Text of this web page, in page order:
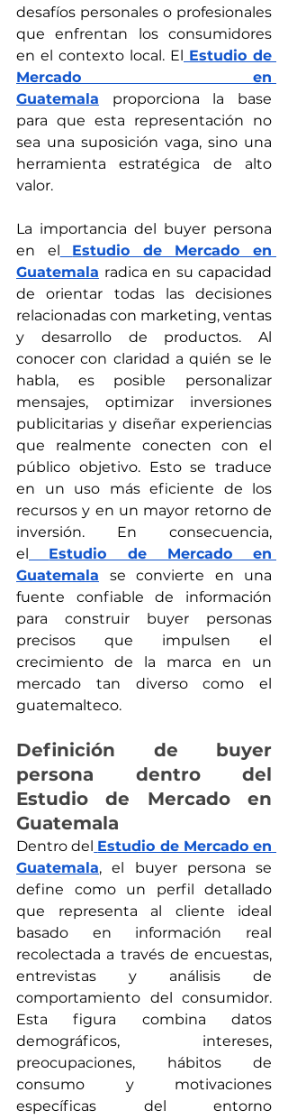
desafíos personales o profesionales
que enfrentan los consumidores
en el contexto local. El Estudio de
Mercado en
Guatemala proporciona la base
para que esta representación no
sea una suposición vaga, sino una
herramienta estratégica de alto
valor.
La importancia del buyer persona
en el
Estudio de Mercado en
Guatemala radica en su capacidad
de orientar todas las decisiones
relacionadas con marketing, ventas
y desarrollo de productos. Al
conocer con claridad a quién se le
habla, es posible personalizar
mensajes, optimizar inversiones
publicitarias y diseñar experiencias
que realmente conecten con el
público objetivo. Esto se traduce
en un uso más eficiente de los
recursos y en un mayor retorno de
inversión. En consecuencia,
el
Estudio de Mercado en
Guatemala se convierte en una
fuente confiable de información
para construir buyer personas
precisos que impulsen el
crecimiento de la marca en un
mercado tan diverso como el
guatemalteco.
Definición de buyer
persona dentro del
Estudio de Mercado en
Guatemala
Dentro del Estudio de Mercado en
Guatemala, el buyer persona se
define como un perfil detallado
que representa al cliente ideal
basado en información real
recolectada a través de encuestas,
entrevistas y análisis de
comportamiento del consumidor.
Esta figura combina datos
demográficos, intereses,
preocupaciones, hábitos de
consumo y motivaciones
específicas del entorno